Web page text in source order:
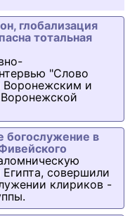
глобализация
тотальная
"Слово
Воронежским и
богослужение в
совершили
клириков -